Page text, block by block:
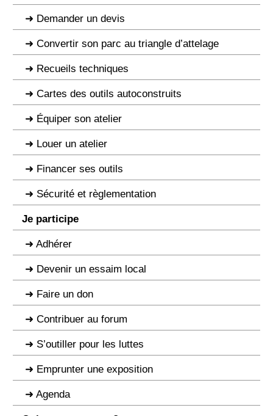
Demander un devis
Convertir son parc au triangle d’attelage
Recueils techniques
Cartes des outils autoconstruits
Équiper son atelier
Louer un atelier
Financer ses outils
Sécurité et règlementation
Je participe
Adhérer
Devenir un essaim local
Faire un don
Contribuer au forum
S’outiller pour les luttes
Emprunter une exposition
Agenda